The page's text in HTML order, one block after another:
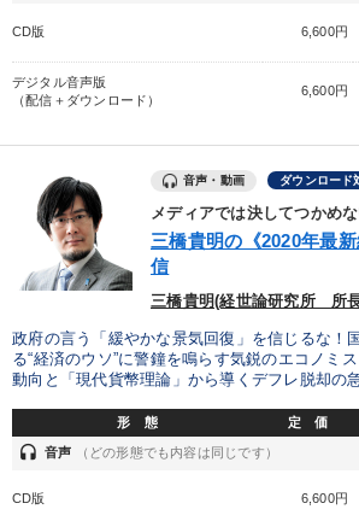
CD版 6,600円
デジタル音声版
（配信＋ダウンロード）
6,600円
音声・動画 ダウンロード
メディアでは決してつかめ
三橋貴明の《2020年最
信
三橋貴明(経世論研究所 所
政府の言う「緩やかな景気回復」を信じるな！
る“経済のウソ”に警鐘を鳴らす気鋭のエコノミ
動向と「現代貨幣理論」から導くデフレ脱却の
形 態 定 価
headset 音声 （どの形態でも内容は同じです）
CD版 6,600円